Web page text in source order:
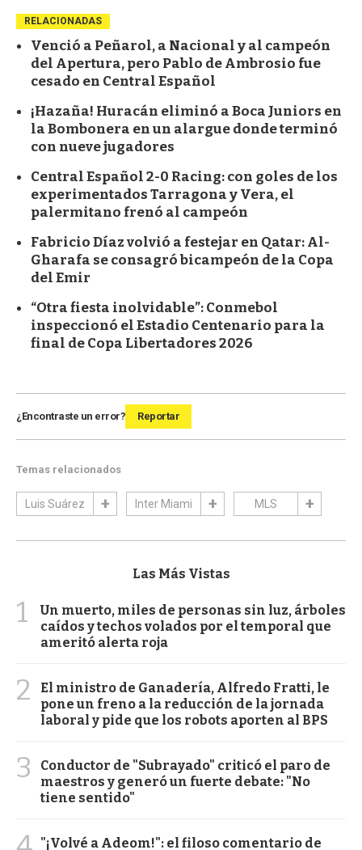
RELACIONADAS
Venció a Peñarol, a Nacional y al campeón
del Apertura, pero Pablo de Ambrosio fue
cesado en Central Español
¡Hazaña! Huracán eliminó a Boca Juniors en
la Bombonera en un alargue donde terminó
con nueve jugadores
Central Español 2-0 Racing: con goles de los
experimentados Tarragona y Vera, el
palermitano frenó al campeón
Fabricio Díaz volvió a festejar en Qatar: Al-
Gharafa se consagró bicampeón de la Copa
del Emir
“Otra fiesta inolvidable”: Conmebol
inspeccionó el Estadio Centenario para la
final de Copa Libertadores 2026
¿Encontraste un error? Reportar
Temas relacionados
Luis Suárez Inter Miami MLS
Las Más Vistas
1
Un muerto, miles de personas sin luz, árboles
caídos y techos volados por el temporal que
ameritó alerta roja
2
El ministro de Ganadería, Alfredo Fratti, le
pone un freno a la reducción de la jornada
laboral y pide que los robots aporten al BPS
3
Conductor de "Subrayado" criticó el paro de
maestros y generó un fuerte debate: "No
tiene sentido"
"¡Volvé a Adeom!": el filoso comentario de